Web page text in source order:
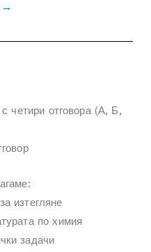
→
четири отговора (А, Б,
изтегляне
по химия
задачи